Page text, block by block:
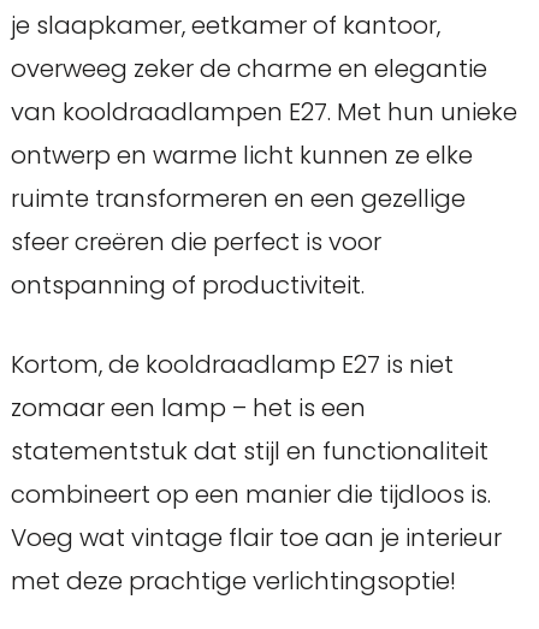
je slaapkamer, eetkamer of kantoor,
overweeg zeker de charme en elegantie
van kooldraadlampen E27. Met hun unieke
ontwerp en warme licht kunnen ze elke
ruimte transformeren en een gezellige
sfeer creëren die perfect is voor
ontspanning of productiviteit.
Kortom, de kooldraadlamp E27 is niet
zomaar een lamp – het is een
statementstuk dat stijl en functionaliteit
combineert op een manier die tijdloos is.
Voeg wat vintage flair toe aan je interieur
met deze prachtige verlichtingsoptie!